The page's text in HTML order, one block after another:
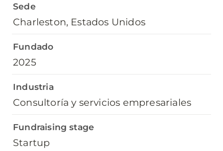
Sede
Charleston, Estados Unidos
Fundado
2025
Industria
Consultoría y servicios empresariales
Fundraising stage
Startup